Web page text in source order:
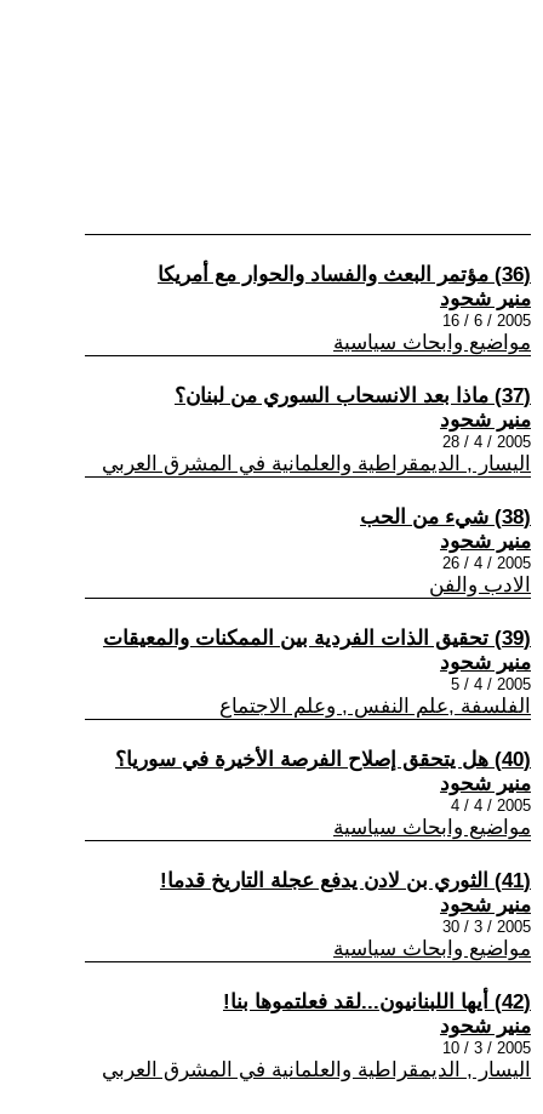
(36) مؤتمر البعث والفساد والحوار مع أمريكا
منير شحود
2005 / 6 / 16
مواضيع وابحاث سياسية
(37) ماذا بعد الانسحاب السوري من لبنان؟
منير شحود
2005 / 4 / 28
اليسار , الديمقراطية والعلمانية في المشرق العربي
(38) شيء من الحب
منير شحود
2005 / 4 / 26
الادب والفن
(39) تحقيق الذات الفردية بين الممكنات والمعيقات
منير شحود
2005 / 4 / 5
الفلسفة ,علم النفس , وعلم الاجتماع
(40) هل يتحقق إصلاح الفرصة الأخيرة في سوريا؟
منير شحود
2005 / 4 / 4
مواضيع وابحاث سياسية
(41) الثوري بن لادن يدفع عجلة التاريخ قدما!
منير شحود
2005 / 3 / 30
مواضيع وابحاث سياسية
(42) أيها اللبنانيون...لقد فعلتموها بنا!
منير شحود
2005 / 3 / 10
اليسار , الديمقراطية والعلمانية في المشرق العربي